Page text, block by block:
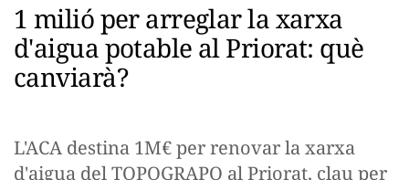
1 milió per arreglar la xarxa
d'aigua potable al Priorat: què
canviarà?
L'ACA destina 1M€ per renovar la xarxa
d'aigua del TOPOGRAPO al Priorat, clau per